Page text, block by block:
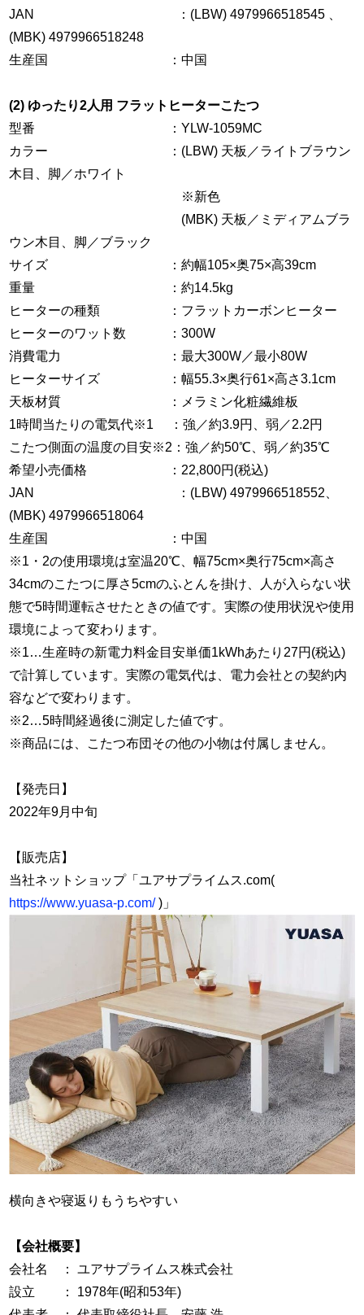
JAN ：(LBW) 4979966518545 、
(MBK) 4979966518248
生産国 ：中国
(2) ゆったり2人用 フラットヒーターこたつ
型番 ：YLW-1059MC
カラー ：(LBW) 天板／ライトブラウン
木目、脚／ホワイト
※新色
(MBK) 天板／ミディアムブラ
ウン木目、脚／ブラック
サイズ ：約幅105×奥75×高39cm
重量 ：約14.5kg
ヒーターの種類 ：フラットカーボンヒーター
ヒーターのワット数 ：300W
消費電力 ：最大300W／最小80W
ヒーターサイズ ：幅55.3×奥行61×高さ3.1cm
天板材質 ：メラミン化粧繊維板
1時間当たりの電気代※1 ：強／約3.9円、弱／2.2円
こたつ側面の温度の目安※2：強／約50℃、弱／約35℃
希望小売価格 ：22,800円(税込)
JAN ：(LBW) 4979966518552、
(MBK) 4979966518064
生産国 ：中国
※1・2の使用環境は室温20℃、幅75cm×奥行75cm×高さ
34cmのこたつに厚さ5cmのふとんを掛け、人が入らない状
態で5時間運転させたときの値です。実際の使用状況や使用
環境によって変わります。
※1…生産時の新電力料金目安単価1kWhあたり27円(税込)
で計算しています。実際の電気代は、電力会社との契約内
容などで変わります。
※2…5時間経過後に測定した値です。
※商品には、こたつ布団その他の小物は付属しません。
【発売日】
2022年9月中旬
【販売店】
当社ネットショップ「ユアサプライムス.com(
https://www.yuasa-p.com/)」
横向きや寝返りもうちやすい
【会社概要】
会社名 ： ユアサプライムス株式会社
設立 ： 1978年(昭和53年)